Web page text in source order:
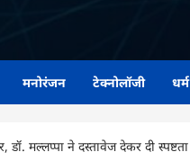
मनोरंजन टेक्नोलॉजी धर्म
मल्लप्पा ने दस्तावेज देकर दी स्पष्टता